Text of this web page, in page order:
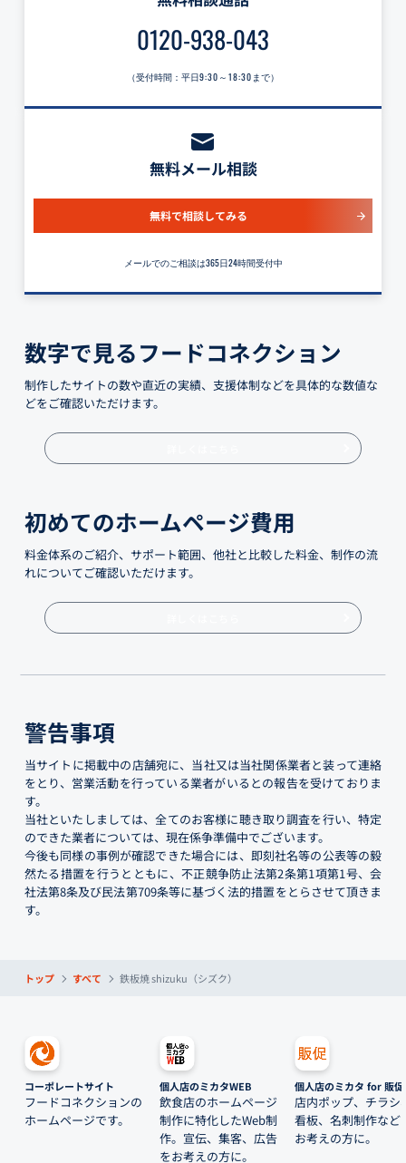
0120-938-043
（受付時間：平日9:30～18:30 まで）
無料メール相談
無料で相談してみる
メールでのご相談は365日24時間受付中
数字で見るフードコネクション
制作したサイトの数や直近の実績、支援体制などを具体的な数値な
どをご確認いただけます。
初めてのホームページ費用
料金体系のご紹介、サポート範囲、他社と比較した料金、制作の流
れについてご確認いただけます。
警告事項
当サイトに掲載中の店舗宛に、当社又は当社関係業者と装って連絡
をとり、営業活動を行っている業者がいるとの報告を受けておりま
す。
当社といたしましては、全てのお客様に聴き取り調査を行い、特定
のできた業者については、現在係争準備中でございます。
今後も同様の事例が確認できた場合には、即刻社名等の公表等の毅
然たる措置を行うとともに、不正競争防止法第2条第1項第1号、会
社法第8条及び民法第709条等に基づく法的措置をとらさせて頂きま
す。
トップ すべて 鉄板焼 shizuku（シズク）
コーポレートサイト
フードコネクションの
ホームページです。
個人店のミカタWEB
飲食店のホームページ
制作に特化したWeb制
作。宣伝、集客、広告
をお考えの方に。
個人店のミカタ for 販促
店内ポップ、チラシ
看板、名刺制作など
お考えの方に。